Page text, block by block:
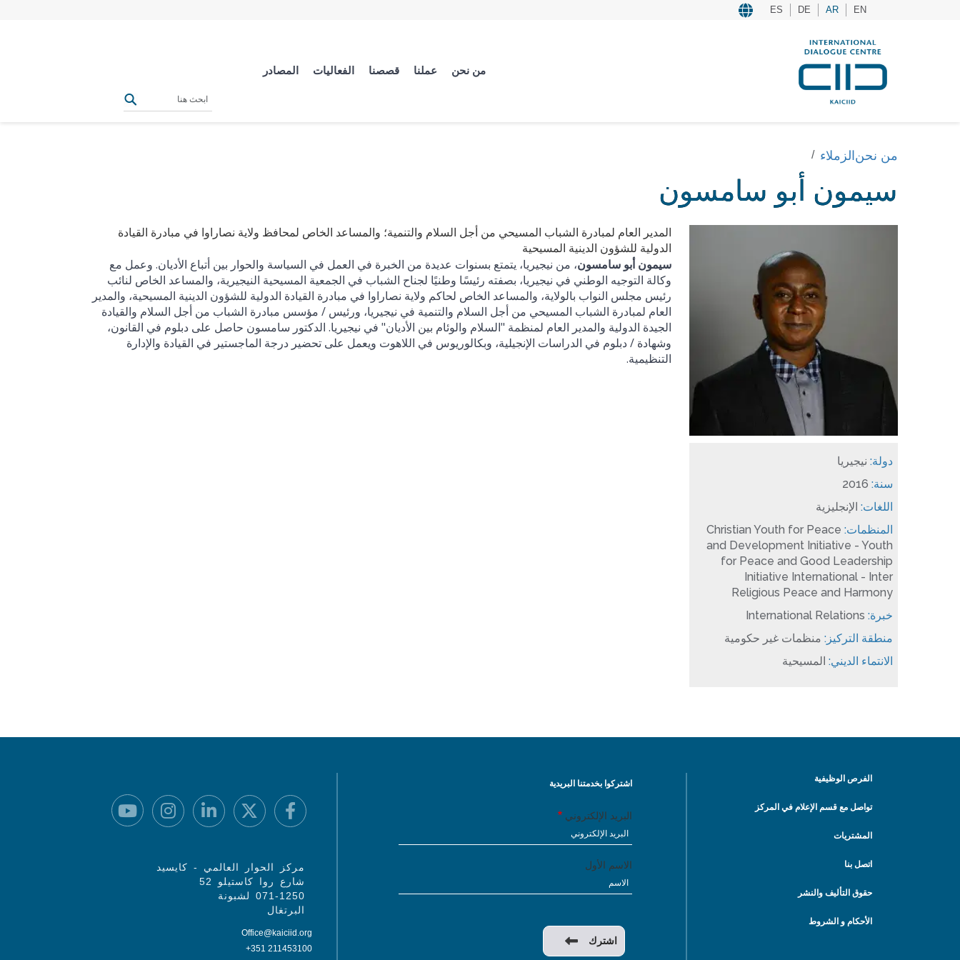
EN
AR
DE
ES
من نحن عملنا قصصنا الفعاليات المصادر
من نحن الزملاء
سيمون أبو سامسون
دولة: نيجيريا
سنة: 2016
اللغات: الإنجليزية
المنظمات: Christian Youth for Peace
and Development Initiative - Youth
for Peace and Good Leadership
Initiative International - Inter
Religious Peace and Harmony
خبرة: International Relations
منطقة التركيز: منظمات غير حكومية
الانتماء الديني: المسيحية
المدير العام لمبادرة الشباب المسيحي من أجل السلام والتنمية؛ والمساعد الخاص لمحافظ ولاية نصاراوا في مبادرة القيادة
الدولية للشؤون الدينية المسيحية
سيمون أبو سامسون، من نيجيريا، يتمتع بسنوات عديدة من الخبرة في العمل في السياسة والحوار بين أتباع الأديان. وعمل مع
وكالة التوجيه الوطني في نيجيريا، بصفته رئيسًا وطنيًا لجناح الشباب في الجمعية المسيحية النيجيرية، والمساعد الخاص لنائب
رئيس مجلس النواب بالولاية، والمساعد الخاص لحاكم ولاية نصاراوا في مبادرة القيادة الدولية للشؤون الدينية المسيحية، والمدير
العام لمبادرة الشباب المسيحي من أجل السلام والتنمية في نيجيريا، ورئيس / مؤسس مبادرة الشباب من أجل السلام والقيادة
الجيدة الدولية والمدير العام لمنظمة "السلام والوئام بين الأديان" في نيجيريا. الدكتور سامسون حاصل على دبلوم في القانون،
وشهادة / دبلوم في الدراسات الإنجيلية، وبكالوريوس في اللاهوت ويعمل على تحضير درجة الماجستير في القيادة والإدارة
التنظيمية.
الفرص الوظيفية
تواصل مع قسم الإعلام في المركز
المشتريات
اتصل بنا
حقوق التأليف والنشر
الأحكام و الشروط
اشتركوا بخدمتنا البريدية
البريد الإلكتروني
الاسم الأول
مركز الحوار العالمي - كايسيد
شارع روا كاستيلو 52
071-1250 لشبونة
البرتغال
Office@kaiciid.org
+351 211453100